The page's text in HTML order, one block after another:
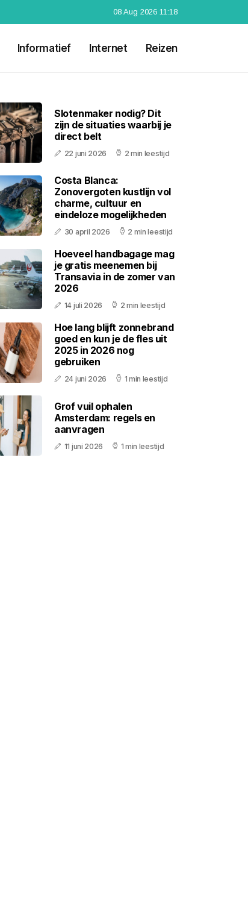
08 Aug 2026 11:18
Informatief Internet Reizen
Slotenmaker nodig? Dit
zijn de situaties waarbij je
direct belt
22 juni 2026 2 min leestijd
Costa Blanca:
Zonovergoten kustlijn vol
charme, cultuur en
eindeloze mogelijkheden
30 april 2026 2 min leestijd
Hoeveel handbagage mag
je gratis meenemen bij
Transavia in de zomer van
2026
14 juli 2026 2 min leestijd
Hoe lang blijft zonnebrand
goed en kun je de fles uit
2025 in 2026 nog
gebruiken
24 juni 2026 1 min leestijd
Grof vuil ophalen
Amsterdam: regels en
aanvragen
11 juni 2026 1 min leestijd